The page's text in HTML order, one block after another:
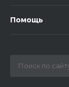
Помощь